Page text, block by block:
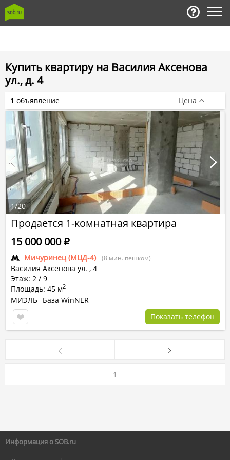
Купить квартиру на Василия Аксенова
ул., д. 4
Продается 1-комнатная квартира
Мичуринец (МЦД-4) (8 мин. пешком)
Василия Аксенова ул. , 4
Этаж: 2 / 9
Площадь: 45 м2
15 000 000Р
МИЭЛЬ База WinNER
Показать телефон
1/20
1 объявление Цена
1
Информация о SOB.ru